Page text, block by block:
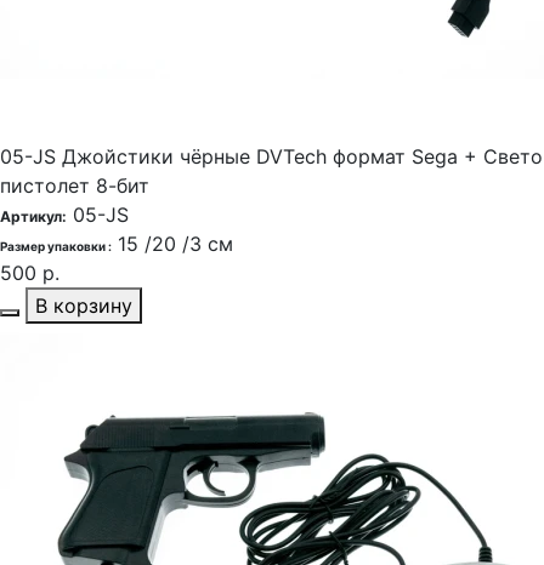
05-JS Джойстики чёрные DVTech формат Sega +
пистолет 8-бит
Артикул: 05-JS
Размер упаковки : 15 /20 /3 см
500 р.
В корзину